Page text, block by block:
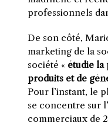
professionnels
De son côté,
marketing de la
société « étudie la
produits et de
Pour l’instant, le
se concentre sur
commerciaux de